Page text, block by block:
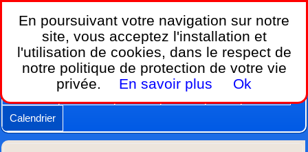
Breizh KAM,
le calendrier des festivals de cerfs-volants.
Home Lois et règles Cerfs-volants Nacelles
Supports Vidéos Autres Agenda
Calendrier
En poursuivant votre navigation sur notre
site, vous acceptez l'installation et
l'utilisation de cookies, dans le respect de
notre politique de protection de votre vie
privée.
En savoir plus Ok